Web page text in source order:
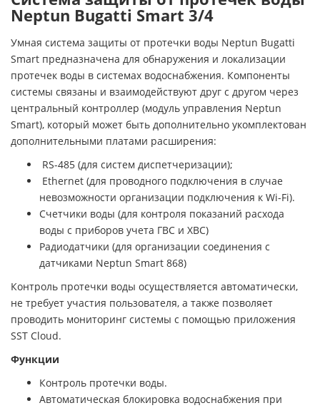
Neptun Bugatti Smart 3/4
Умная система защиты от протечки воды Neptun Bugatti
Smart предназначена для обнаружения и локализации
протечек воды в системах водоснабжения. Компоненты
системы связаны и взаимодействуют друг с другом через
центральный контроллер (модуль управления Neptun
Smart), который может быть дополнительно укомплектован
дополнительными платами расширения:
RS-485 (для систем диспетчеризации);
Ethernet (для проводного подключения в случае
невозможности организации подключения к Wi-Fi).
Счетчики воды (для контроля показаний расхода
воды с приборов учета ГВС и ХВС)
Радиодатчики (для организации соединения с
датчиками Neptun Smart 868)
Контроль протечки воды осуществляется автоматически,
не требует участия пользователя, а также позволяет
проводить мониторинг системы с помощью приложения
SST Cloud.
Функции
Контроль протечки воды.
Автоматическая блокировка водоснабжения при